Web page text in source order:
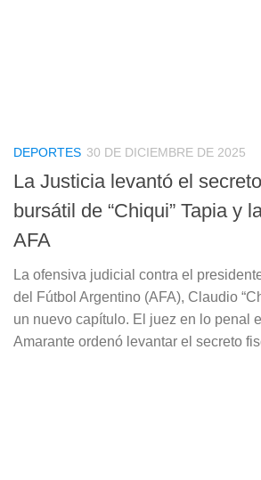
DEPORTES 30 DE DICIEMBRE DE 2025
La Justicia levantó el
bursátil de “Chiqui” Tapia y
AFA
La ofensiva judicial contra el
del Fútbol Argentino (AFA), Claudio
un nuevo capítulo. El juez en lo penal
Amarante ordenó levantar el secreto